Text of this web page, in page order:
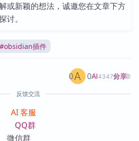
或新颖的想法，诚邀您在文章下方
讨。
#obsidian插件
AI4347篇文章
0 0 分享
反馈交流
AI 客服
QQ群
微信群